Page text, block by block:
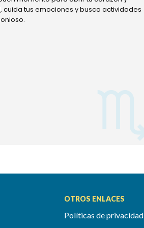
cuida tus emociones y busca actividades
OTROS ENLACES
Políticas de privacidad